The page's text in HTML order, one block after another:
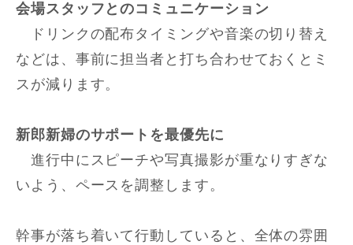
会場スタッフとのコミュニケーション
ドリンクの配布タイミングや音楽の切り替え
などは、事前に担当者と打ち合わせておくとミ
スが減ります。
新郎新婦のサポートを最優先に
進行中にスピーチや写真撮影が重なりすぎな
いよう、ペースを調整します。
幹事が落ち着いて行動していると、全体の雰囲